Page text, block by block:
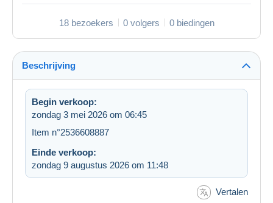
18 bezoekers 0 volgers 0 biedingen
Beschrijving
Begin verkoop:
zondag 3 mei 2026 om 06:45
Item n°2536608887
Einde verkoop:
zondag 9 augustus 2026 om 11:48
Vertalen